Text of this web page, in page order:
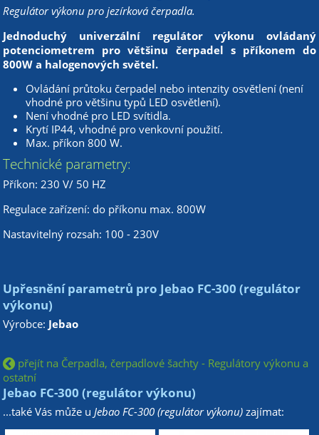
Regulátor výkonu pro jezírková čerpadla.
Jednoduchý univerzální regulátor výkonu ovládaný
potenciometrem pro většinu čerpadel s příkonem do
800W a halogenových světel.
Ovládání průtoku čerpadel nebo intenzity osvětlení (není
vhodné pro většinu typů LED osvětlení).
Není vhodné pro LED svítidla.
Krytí IP44, vhodné pro venkovní použití.
Max. příkon 800 W.
Technické parametry:
Příkon: 230 V/ 50 HZ
Regulace zařízení: do příkonu max. 800W
Nastavitelný rozsah: 100 - 230V
Upřesnění parametrů pro Jebao FC-300 (regulátor
výkonu)
Výrobce: Jebao
přejít na Čerpadla, čerpadlové šachty - Regulátory výkonu a
ostatní
Jebao FC-300 (regulátor výkonu)
...také Vás může u Jebao FC-300 (regulátor výkonu) zajímat: